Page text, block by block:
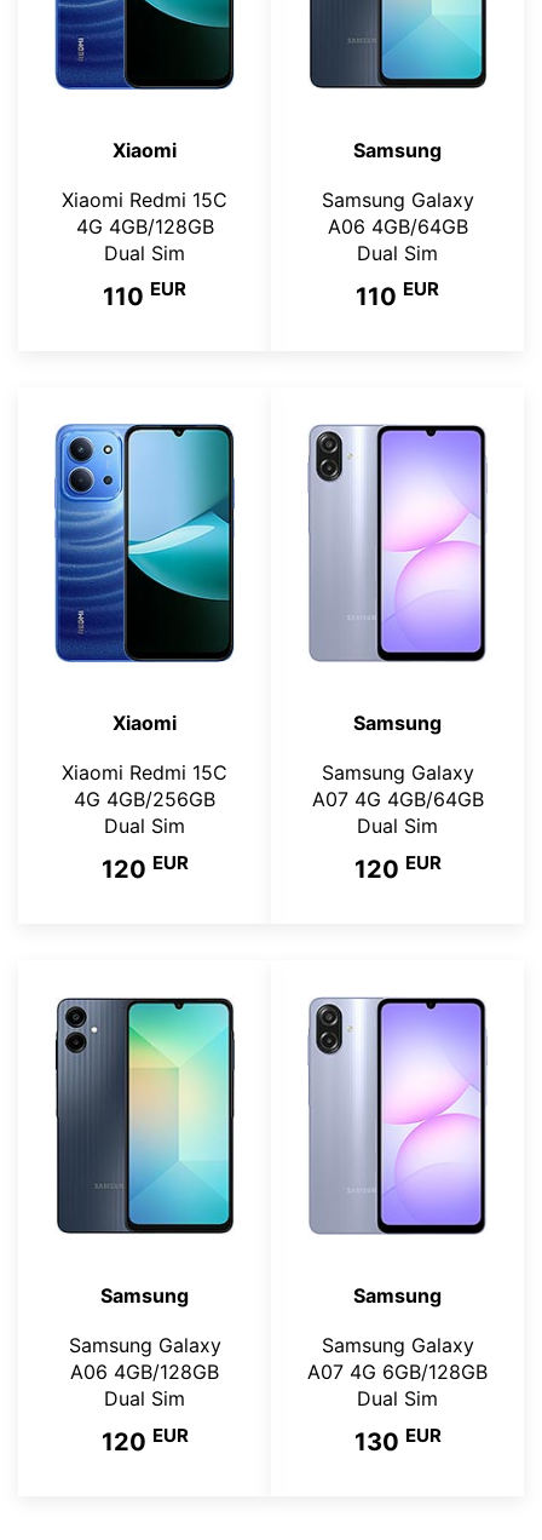
Xiaomi
Xiaomi Redmi 15C
4G 4GB/128GB
Dual Sim
110 EUR
Samsung
Samsung Galaxy
A06 4GB/64GB
Dual Sim
110 EUR
Xiaomi
Xiaomi Redmi 15C
4G 4GB/256GB
Dual Sim
120 EUR
Samsung
Samsung Galaxy
A07 4G 4GB/64GB
Dual Sim
120 EUR
Samsung
Samsung Galaxy
A06 4GB/128GB
Dual Sim
120 EUR
Samsung
Samsung Galaxy
A07 4G 6GB/128GB
Dual Sim
130 EUR